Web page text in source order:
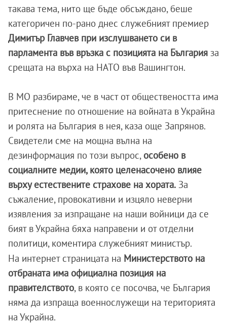
такава тема, нито ще бъде обсъждано, беше
категоричен по-рано днес служебният премиер
Димитър Главчев при изслушването си в
парламента във връзка с позицията на България за
срещата на върха на НАТО във Вашингтон.
В МО разбираме, че в част от обществеността има
притеснение по отношение на войната в Украйна
и ролята на България в нея, каза още Запрянов.
Свидетели сме на мощна вълна на
дезинформация по този въпрос, особено в
социалните медии, която целенасочено влияе
върху естествените страхове на хората. За
съжаление, провокативни и изцяло неверни
изявления за изпращане на наши войници да се
бият в Украйна бяха направени и от отделни
политици, коментира служебният министър.
На интернет страницата на Министерството на
отбраната има официална позиция на
правителството, в която се посочва, че България
няма да изпраща военнослужещи на територията
на Украйна.